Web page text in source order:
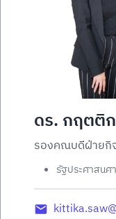
ดร. กฤตติ
รองคณบดีฝ่ายกิ
รัฐประศาสนศ